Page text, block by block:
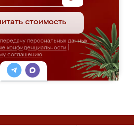
стоимость
персональных данных
конфиденциальности
соглашению